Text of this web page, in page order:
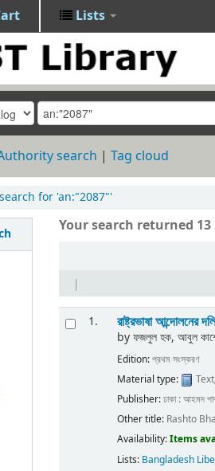
Lists
search Tag cloud
for 'an:"2087"'
Your search returned
|
1. রাষ্ট্রভাষা আন্দোলনের
byফজলুল হক, আবুল
Edition:প্রথম সংস্করণ
Material type:
Text
Publisher:ঢাকা : আহমদ
Other title: Rashto
Availability:Items
Lists: Bangladesh